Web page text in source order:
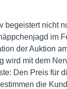
begeistert nicht
im
der Auktion
wird mit dem
Den Preis für
die